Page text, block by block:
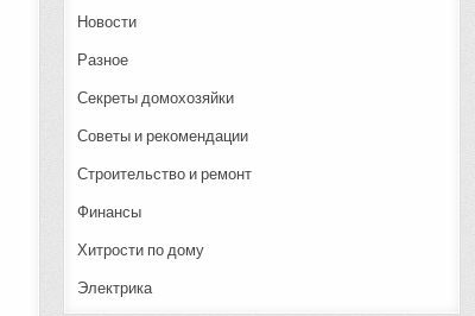
Новости
Разное
Секреты домохозяйки
Советы и рекомендации
Строительство и ремонт
Финансы
Хитрости по дому
Электрика